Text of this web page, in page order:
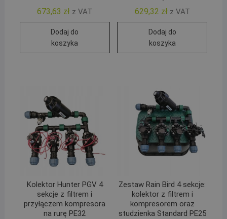
673,63 zł z VAT
Dodaj do
koszyka
629,32 zł z VAT
Dodaj do
koszyka
Kolektor Hunter PGV 4
sekcje z filtrem i
przyłączem kompresora
na rurę PE32
Zestaw Rain Bird 4 sekcje:
kolektor z filtrem i
kompresorem oraz
studzienka Standard PE25